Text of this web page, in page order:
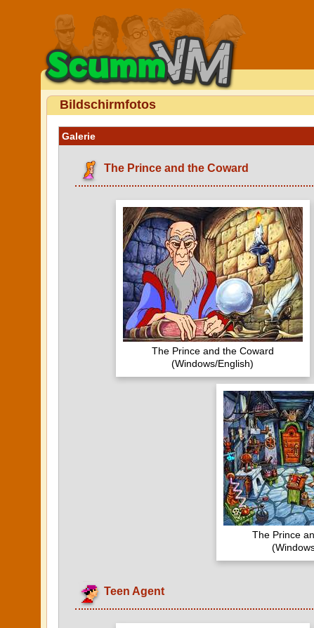
Bildschirmfotos
Galerie
The Prince and the Coward
The Prince and the Coward
(Windows/English)
The Prince
Teen Agent